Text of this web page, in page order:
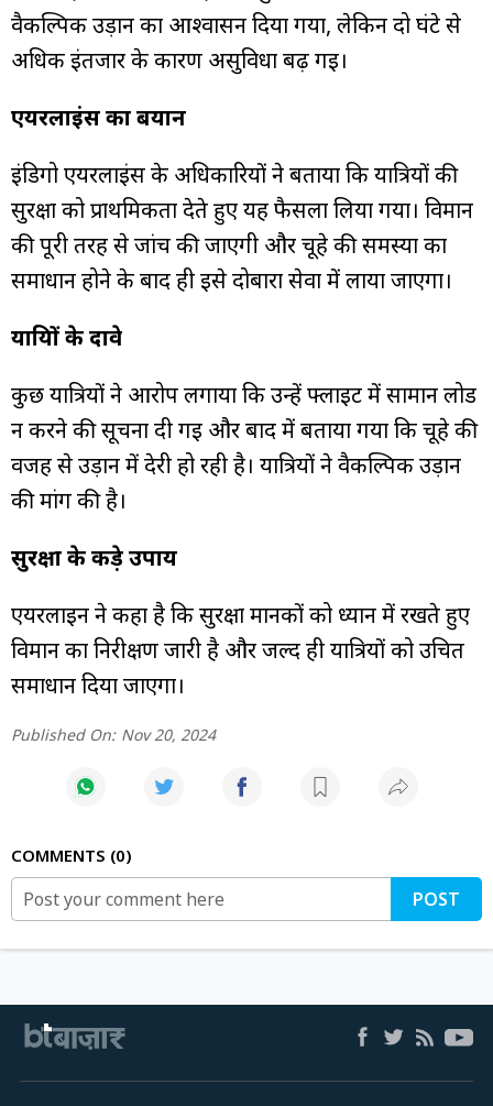
वैकल्पिक उड़ान का आश्वासन दिया गया, लेकिन दो घंटे से
अधिक इंतजार के कारण असुविधा बढ़ गई।
एयरलाइंस का बयान
इंडिगो एयरलाइंस के अधिकारियों ने बताया कि यात्रियों की
सुरक्षा को प्राथमिकता देते हुए यह फैसला लिया गया। विमान
की पूरी तरह से जांच की जाएगी और चूहे की समस्या का
समाधान होने के बाद ही इसे दोबारा सेवा में लाया जाएगा।
यात्रियों के दावे
कुछ यात्रियों ने आरोप लगाया कि उन्हें फ्लाइट में सामान लोड
न करने की सूचना दी गई और बाद में बताया गया कि चूहे की
वजह से उड़ान में देरी हो रही है। यात्रियों ने वैकल्पिक उड़ान
की मांग की है।
सुरक्षा के कड़े उपाय
एयरलाइन ने कहा है कि सुरक्षा मानकों को ध्यान में रखते हुए
विमान का निरीक्षण जारी है और जल्द ही यात्रियों को उचित
समाधान दिया जाएगा।
Published On: Nov 20, 2024
COMMENTS 0
POST